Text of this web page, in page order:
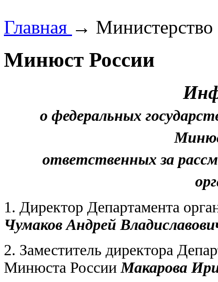
Главная →
Минюст России
о федеральных
ответственных за
1. Директор Департамента
Чумаков Андрей
2. Заместитель директора
Минюста РоссииМакарова